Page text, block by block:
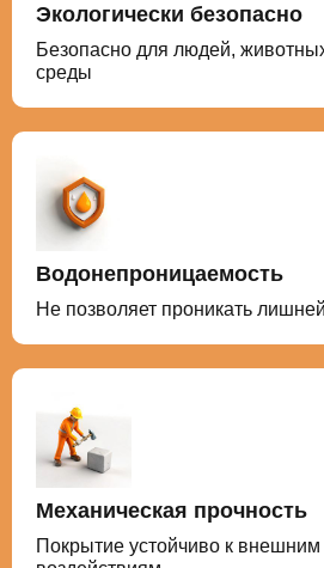
Экологически безопасно
Безопасно для людей,
среды
Водонепроницаемость
Не позволяет проникать
Механическая прочность
Покрытие устойчиво к